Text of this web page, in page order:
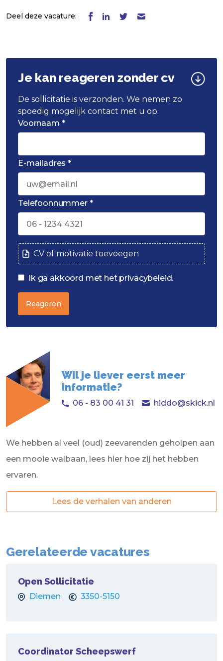
Deel deze vacature:
Je kan reageren zonder cv
De sollicitatie is verzonden. We nemen zo
spoedig mogelijk contact met u op.
Voornaam *
E-mailadres *
Telefoonnummer *
CV of motivatie toevoegen
Ik ga akkoord met het privacybeleid.
Reageren
Wil je liever eerst meer
informatie?
06 - 83 00 41 31 hiddo@skick.nl
We hebben al veel (oud) zeevarenden geholpen aan
een mooie walbaan, lees hier hoe zij het hebben
ervaren.
Lees de verhalen van anderen
Gerelateerde vacatures
Open Sollicitatie
Diemen 3350-5150
Coordinator Scheepswerf